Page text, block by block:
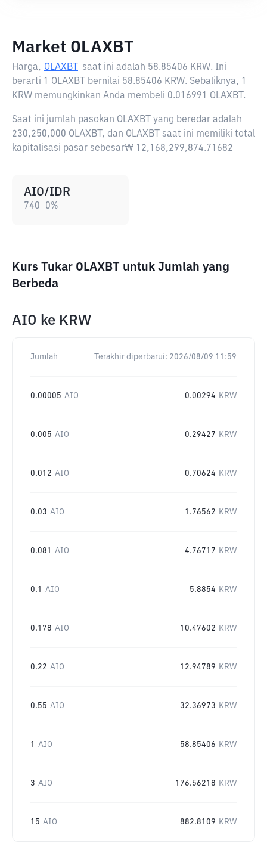
Market OLAXBT
Harga, OLAXBT saat ini adalah 58.85406 KRW. Ini
berarti 1 OLAXBT bernilai 58.85406 KRW. Sebaliknya, 1
KRW memungkinkan Anda membeli 0.016991 OLAXBT.
Saat ini jumlah pasokan OLAXBT yang beredar adalah
230,250,000 OLAXBT, dan OLAXBT saat ini memiliki total
kapitalisasi pasar sebesar₩ 12,168,299,874.71682
AIO/IDR
740 0%
Kurs Tukar OLAXBT untuk Jumlah yang
Berbeda
AIO ke KRW
Jumlah Terakhir diperbarui: 2026/08/09 11:59
0.00005 AIO 0.00294 KRW
0.005 AIO 0.29427 KRW
0.012 AIO 0.70624 KRW
0.03 AIO 1.76562 KRW
0.081 AIO 4.76717 KRW
0.1 AIO 5.8854 KRW
0.178 AIO 10.47602 KRW
0.22 AIO 12.94789 KRW
0.55 AIO 32.36973 KRW
1 AIO 58.85406 KRW
3 AIO 176.56218 KRW
15 AIO 882.8109 KRW